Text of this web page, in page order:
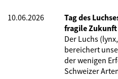
10.06.2026
Tag des
fragile Zukunft
Der Luchs
bereichert
der wenigen
Schweizer